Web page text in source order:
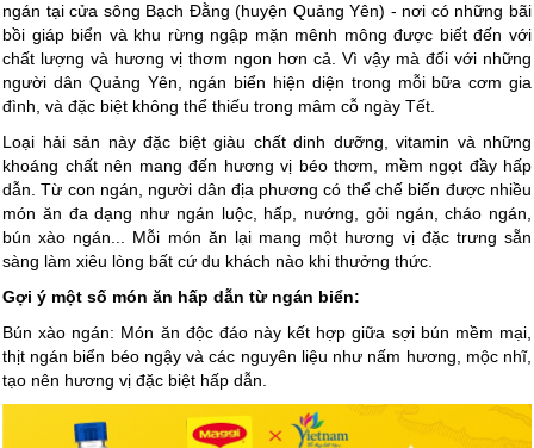
ngán tại cửa sông Bạch Đằng (huyện Quảng Yên) - nơi có những bãi
bồi giáp biển và khu rừng ngập mặn mênh mông được biết đến với
chất lượng và hương vị thơm ngon hơn cả. Vì vậy mà đối với những
người dân Quảng Yên, ngán biển hiện diện trong mỗi bữa cơm gia
đình, và đặc biệt không thể thiếu trong mâm cỗ ngày Tết.
Loại hải sản này đặc biệt giàu chất dinh dưỡng, vitamin và những
khoáng chất nên mang đến hương vị béo thơm, mềm ngọt đầy hấp
dẫn. Từ con ngán, người dân địa phương có thể chế biến được nhiều
món ăn đa dạng như ngán luộc, hấp, nướng, gỏi ngán, cháo ngán,
bún xào ngán... Mỗi món ăn lại mang một hương vị đặc trưng sẵn
sàng làm xiêu lòng bất cứ du khách nào khi thưởng thức.
Gợi ý một số món ăn hấp dẫn từ ngán biển:
Bún xào ngán: Món ăn độc đáo này kết hợp giữa sợi bún mềm mại,
thịt ngán biển béo ngậy và các nguyên liệu như nấm hương, mộc nhĩ,
tạo nên hương vị đặc biệt hấp dẫn.